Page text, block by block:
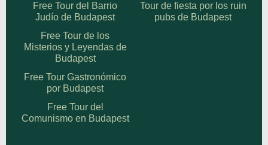
Free Tour del Barrio
Judío de Budapest
Free Tour de los
Misterios y Leyendas de
Budapest
Free Tour Gastronómico
por Budapest
Free Tour del
Comunismo en Budapest
Tour de fiesta por los ruin
pubs de Budapest